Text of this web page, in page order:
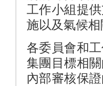
工作小組提
施以及氣候相
各委員會和
集團目標相
內部審核保